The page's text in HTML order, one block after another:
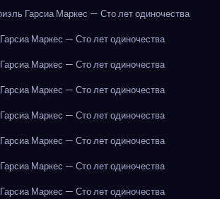
Гарсиа Маркес — Сто лет одиночества
Маркес — Сто лет одиночества
Маркес — Сто лет одиночества
Маркес — Сто лет одиночества
Маркес — Сто лет одиночества
Маркес — Сто лет одиночества
Маркес — Сто лет одиночества
Маркес — Сто лет одиночества